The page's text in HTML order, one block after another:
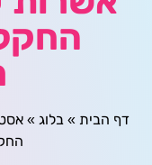
דף הבית » בלוג »